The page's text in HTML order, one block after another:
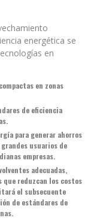
energética se
en
en zonas
de eficiencia
para generar ahorros
usuarios de
empresas.
adecuadas,
reduzcan los costos
el subsecuente
de estándares de